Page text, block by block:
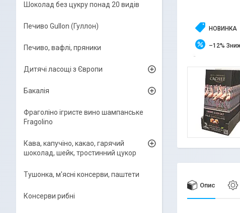
НОВИНКА
–12%
Опис
Шоколад без цукру понад 20 видів
Печиво Gullon (Гуллон)
Печиво, вафлі, пряники
Дитячі ласощі з Європи
Бакалія
Фраголіно ігристе вино шампанське
Fragolino
Кава, капучіно, какао, гарячий
шоколад, шейк, тростинний цукор
Тушонка, м'ясні консерви, паштети
Консерви рибні